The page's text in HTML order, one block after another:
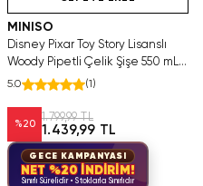
MINISO
Disney Pixar Toy Story Lisanslı
Woody Pipetli Çelik Şişe 550 mL
– Saplı Tasarım
5.0 (1 )
%20
1.799,99 TL
1.439,99 TL
GECE KAMPANYASI
NET %20 İNDİRİM!
Sınırlı Sürelidir • Stoklarla Sınırlıdır